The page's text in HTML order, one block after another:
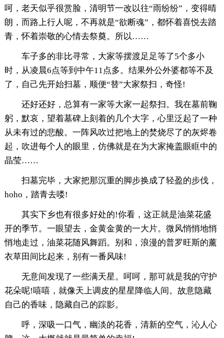
呵，老天似乎很赏脸，清明节一改以往“雨纷纷”，变得晴
朗，而路上行人呢，不再就是“欲断魂”，都怀着喜悦去踏
青，怀着崇敬的心情去祭奠。所以……
车子多的非比寻常，大家等摆渡足足等了5个多小
时，从凌晨6点等到中午11点多。结果外公外婆都等不及
了，自己先开始扫墓，顺便“替”大家祭扫，奇怪!
还好还好，总算有一家等大家一起祭扫。我在墓前鞠
躬，默哀，望着墓碑上刻着的几个大字，心里泛起了一种
从未有过的悲酸。一阵风吹过把地上的焚烧尽了的灰烬卷
起，吹进每个人的眼里，仿佛就是在为大家掩盖眼眶中的
晶莹……
扫墓完毕，大家把那沉重的脚步换成了轻盈的步伐，
hoho，踏青去喽!
其实下乡也有很多好处的!你看，这正就是油菜花盛
开的季节。一眼望去，金黄金黄的一大片。微风悄悄地悄
悄地走过，油菜花随风舞蹈。别和，浪漫的普罗旺斯的薰
衣草田间比起来，别有一番风味!
无意间发现了一些满天星。呵呵，那可就是我的守护
花朵呢!嘻嘻，就像天上调皮的星星降临人间。故意隐藏
自己的香味，隐藏自己的踪影。
呼，深吸一口气，幽淡的花香，清新的空气，沁人心